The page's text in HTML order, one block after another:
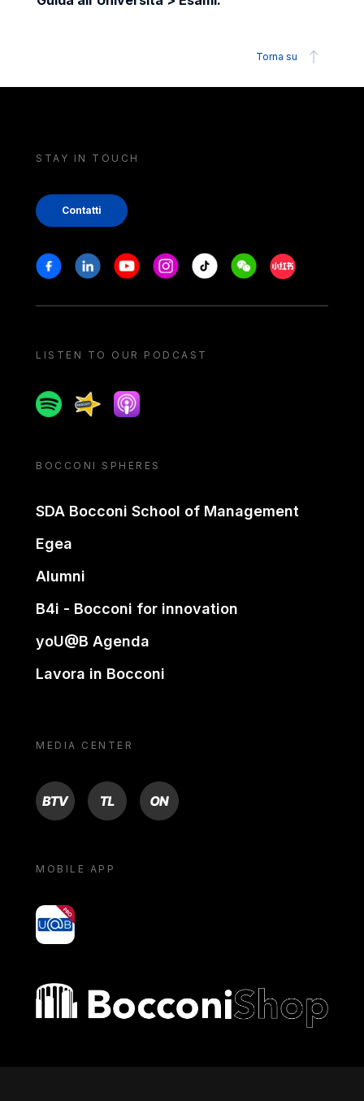
Torna su
STAY IN TOUCH
Contatti
Stay in touch
FacebookLinkedinYoutubeInstagram
Tiktok WeechatXiaohongshu/
LISTEN TO OUR PODCAST
SpotifySpreakerApple podcast
BOCCONI SPHERES
SDA Bocconi School of Management
Egea
Alumni
B4i - Bocconi for innovation
yoU@B Agenda
Lavora in Bocconi
MEDIA CENTER
BTV TL ON
MOBILE APP
yoU@B
Bocconi shop